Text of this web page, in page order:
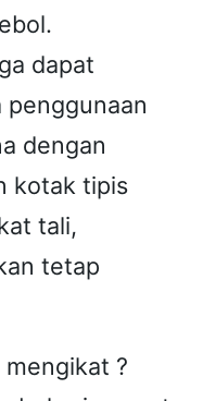
dapat
dengan
kotak tipis
tali,
tetap
?